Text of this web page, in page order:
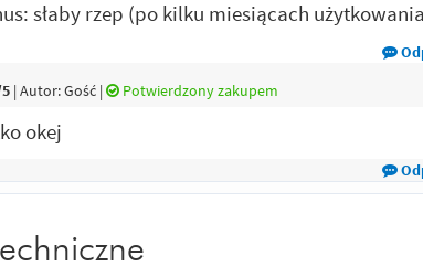
słaby rzep (po kilku miesiącach
| Autor:Gość | Potwierdzony zakupem
okej